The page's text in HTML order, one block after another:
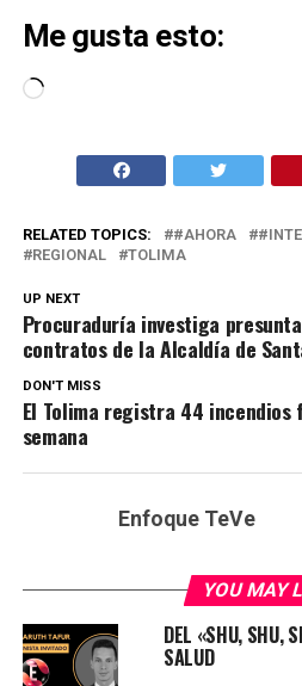
Me gusta esto:
Cargando...
RELATED TOPICS: #AHORA
REGIONAL
TOLIMA
UP NEXT
Procuraduría investiga
contratos de la Alcaldía de
DON'T MISS
El Tolima registra 44
semana
Enfoque TeVe
YOU MAY
DEL «SHU, SHU,
SALUD